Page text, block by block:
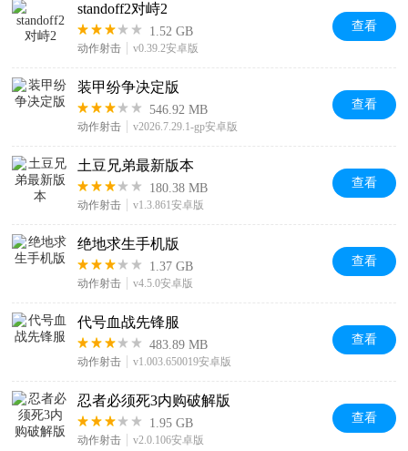
standoff2对峙2
1.52 GB
动作射击 v0.39.2安卓版
查看
装甲纷争决定版
546.92 MB
动作射击 v2026.7.29.1-gp安卓版
查看
土豆兄弟最新版本
180.38 MB
动作射击 v1.3.861安卓版
查看
绝地求生手机版
1.37 GB
动作射击 v4.5.0安卓版
查看
代号血战先锋服
483.89 MB
动作射击 v1.003.650019安卓版
查看
忍者必须死3内购破解版
1.95 GB
动作射击 v2.0.106安卓版
查看